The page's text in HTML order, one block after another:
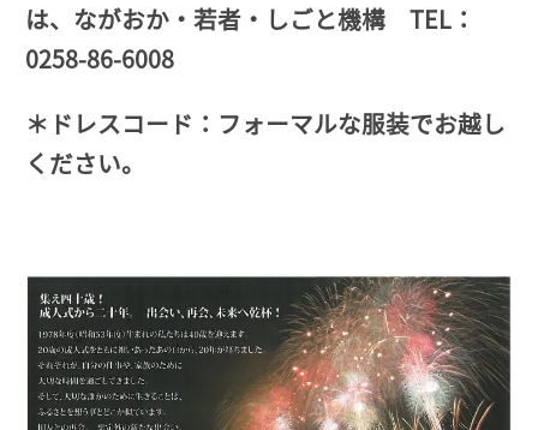
は、ながおか・若者・しごと機構 TEL：
0258-86-6008
＊ドレスコード：フォーマルな服装でお越し
ください。